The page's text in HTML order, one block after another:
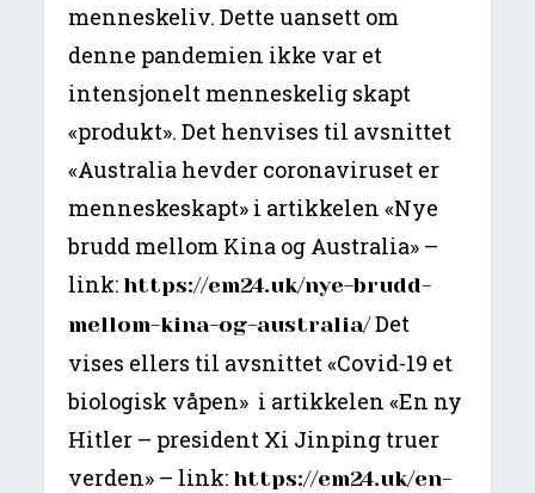
menneskeliv. Dette uansett om
denne pandemien ikke var et
intensjonelt menneskelig skapt
«produkt». Det henvises til avsnittet
«Australia hevder coronaviruset er
menneskeskapt» i artikkelen «Nye
brudd mellom Kina og Australia» –
link: https://em24.uk/nye-brudd-
mellom-kina-og-australia/Det
vises ellers til avsnittet «Covid-19 et
biologisk våpen» i artikkelen «En ny
Hitler – president Xi Jinping truer
verden» – link: https://em24.uk/en-